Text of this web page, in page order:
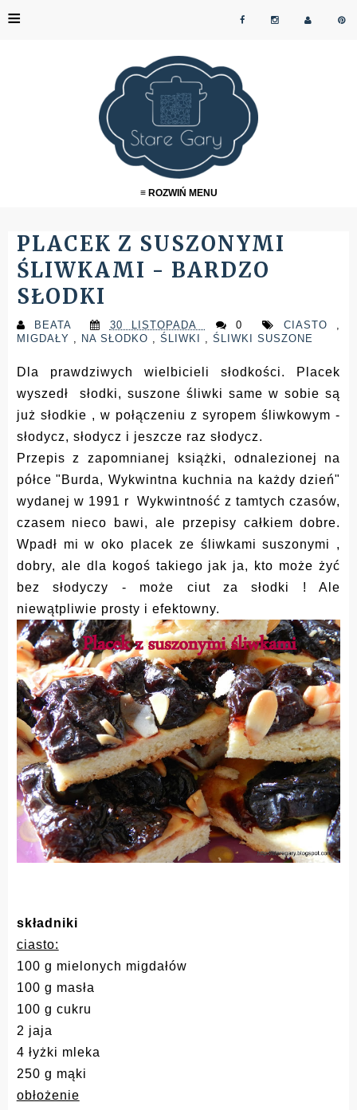
≡
≡ ROZWIŃ MENU
PLACEK Z SUSZONYMI
ŚLIWKAMI - BARDZO
SŁODKI
BEATA 30 LISTOPADA 0 CIASTO ,
MIGDAŁY , NA SŁODKO , ŚLIWKI , ŚLIWKI SUSZONE
Dla prawdziwych wielbicieli słodkości. Placek
wyszedł słodki, suszone śliwki same w sobie są
już słodkie , w połączeniu z syropem śliwkowym -
słodycz, słodycz i jeszcze raz słodycz.
Przepis z zapomnianej książki, odnalezionej na
półce "Burda, Wykwintna kuchnia na każdy dzień"
wydanej w 1991 r Wykwintność z tamtych czasów,
czasem nieco bawi, ale przepisy całkiem dobre.
Wpadł mi w oko placek ze śliwkami suszonymi ,
dobry, ale dla kogoś takiego jak ja, kto może żyć
bez słodyczy - może ciut za słodki ! Ale
niewątpliwie prosty i efektowny.
składniki
ciasto:
100 g mielonych migdałów
100 g masła
100 g cukru
2 jaja
4 łyżki mleka
250 g mąki
obłożenie